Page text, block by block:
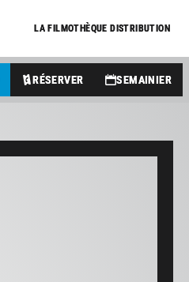
LA FILMOTHÈQUE DISTRIBUTION
RÉSERVER SEMAINIER